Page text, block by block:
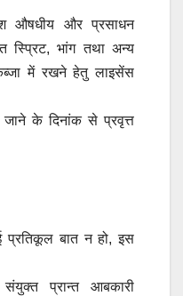
औषधीय और प्रसाधन
स्प्रिट, भांग तथा अन्य
में रखने हेतु लाइसेंस
के दिनांक से प्रवृत्त
प्रतिकूल बात न हो, इस
संयुक्त प्रान्त आबकारी